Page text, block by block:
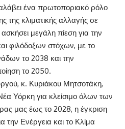
ένα πρωτοποριακό ρόλο
της κλιματικής αλλαγής σε
μεγάλη πίεση για την
φιλόδοξων στόχων, με το
το 2038 και την
το 2050.
κ. Κυριάκου Μητσοτάκη,
Υόρκη για κλείσιμο όλων των
μας έως το 2028, η έγκριση
την Ενέργεια και το Κλίμα